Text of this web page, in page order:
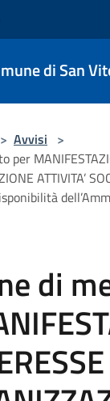
di San
> Avvisi >
per
ATTIVITA’
di